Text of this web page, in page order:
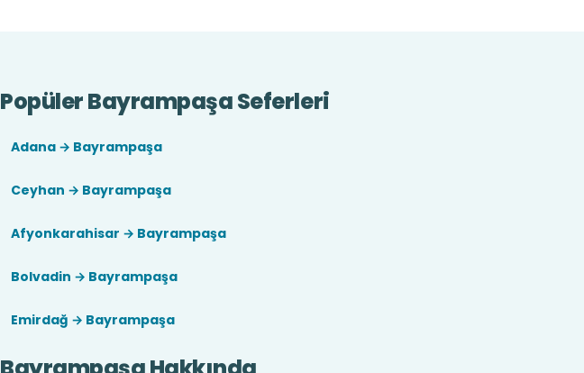
Popüler Bayrampaşa Seferleri
Adana → Bayrampaşa
Ceyhan → Bayrampaşa
Afyonkarahisar → Bayrampaşa
Bolvadin → Bayrampaşa
Emirdağ → Bayrampaşa